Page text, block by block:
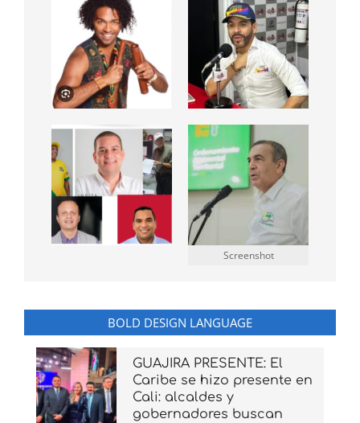
Screenshot
BOLD DESIGN LANGUAGE
GUAJIRA PRESENTE: El
Caribe se hizo presente en
Cali: alcaldes y
gobernadores buscan